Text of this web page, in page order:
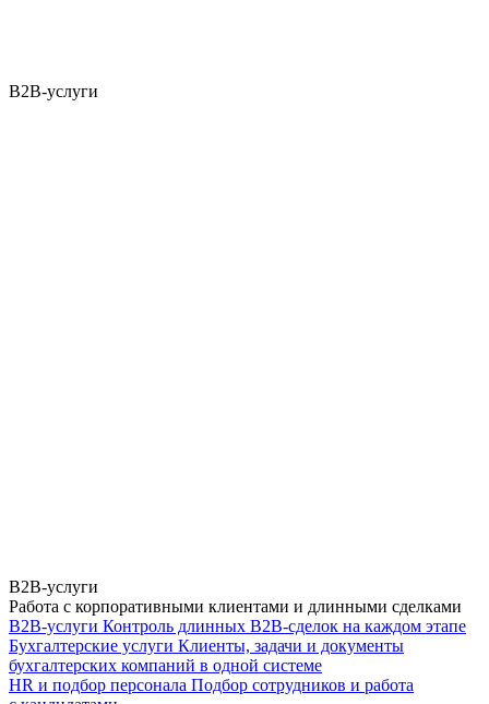
B2B-услуги
B2B-услуги
Работа с корпоративными клиентами и длинными сделками
B2B-услуги Контроль длинных B2B-сделок на каждом этапе
Бухгалтерские услуги Клиенты, задачи и документы
бухгалтерских компаний в одной системе
HR и подбор персонала Подбор сотрудников и работа